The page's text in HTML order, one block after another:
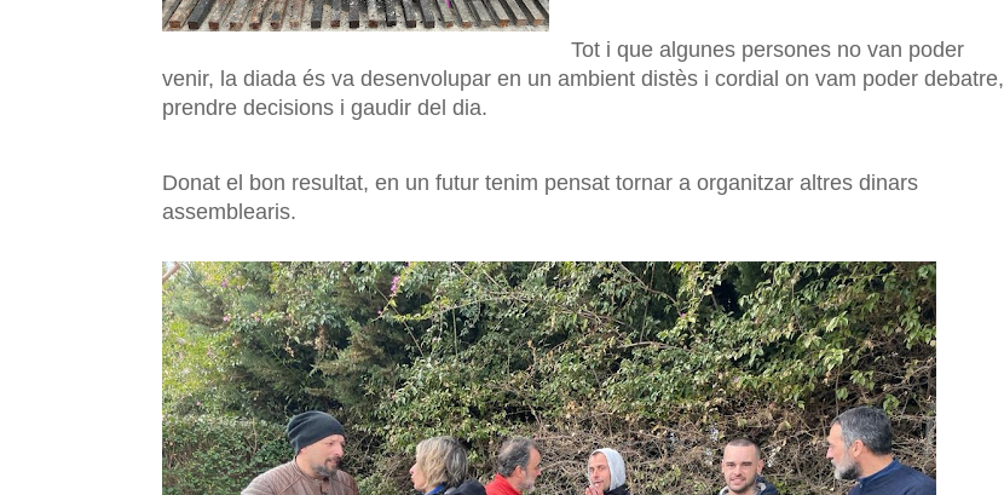
Tot i que algunes persones no van poder
venir, la diada és va desenvolupar en un ambient distès i cordial on vam poder debatre,
prendre decisions i gaudir del dia.
Donat el bon resultat, en un futur tenim pensat tornar a organitzar altres dinars
assemblearis.